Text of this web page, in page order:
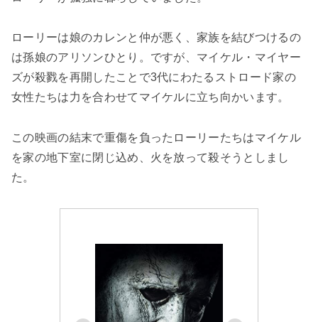
ローリーは娘のカレンと仲が悪く、家族を結びつけるの
は孫娘のアリソンひとり。ですが、マイケル・マイヤー
ズが殺戮を再開したことで3代にわたるストロード家の
女性たちは力を合わせてマイケルに立ち向かいます。
この映画の結末で重傷を負ったローリーたちはマイケル
を家の地下室に閉じ込め、火を放って殺そうとしまし
た。